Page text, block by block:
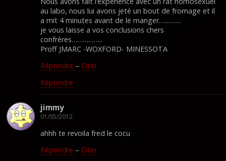
au labo, nous lui avons jeté un bout de fromage et il
a mit 4 minutes avant de le manger…………
je vous laisse a vos conclusions chers
confrères……………..
Proff JMARC -WOXFORD- MINESSOTA
Répondre – Citer
Répondre
jimmy
01/05/2012
ahhh te revoila fred le cocu
Répondre – Citer